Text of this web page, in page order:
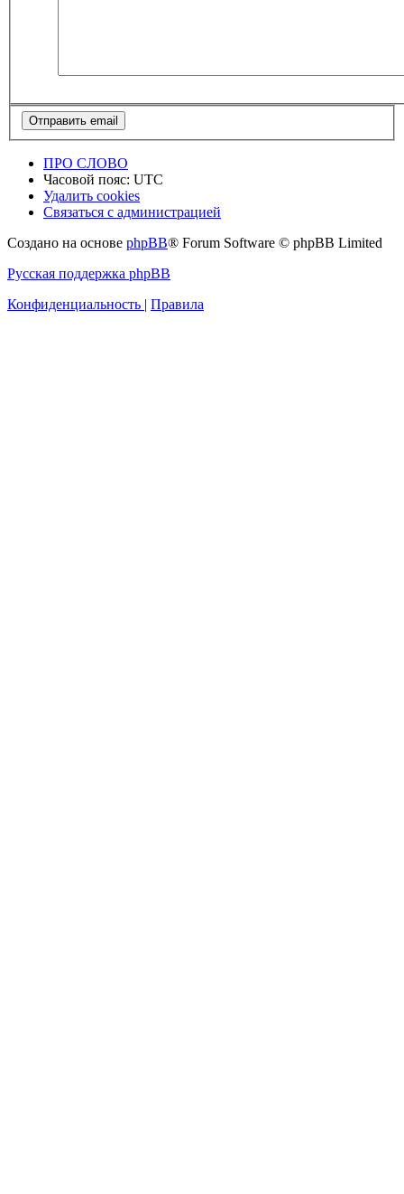
ПРО СЛОВО
Часовой пояс: UTC
Удалить cookies
Связаться с администрацией
Создано на основе phpBB® Forum Software © phpBB Limited
Русская поддержка phpBB
Конфиденциальность | Правила